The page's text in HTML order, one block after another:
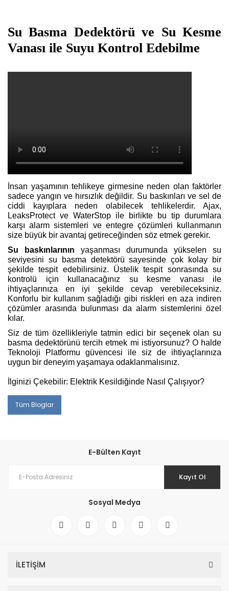
Su Basma Dedektörü ve Su Kesme
Vanası ile Suyu Kontrol Edebilme
İnsan yaşamının tehlikeye girmesine neden olan faktörler
sadece yangın ve hırsızlık değildir. Su baskınları ve sel de
ciddi kayıplara neden olabilecek tehlikelerdir. Ajax,
LeaksProtectve WaterStop ile birlikte bu tip durumlara
karşı alarm sistemleri ve entegre çözümleri kullanmanın
size büyük bir avantaj getireceğinden söz etmek gerekir.
Su baskınlarının yaşanması durumunda yükselen su
seviyesini su basma detektörü sayesinde çok kolay bir
şekilde tespit edebilirsiniz. Üstelik tespit sonrasında su
kontrolü için kullanacağınız su kesme vanası ile
ihtiyaçlarınıza en iyi şekilde cevap verebileceksiniz.
Konforlu bir kullanım sağladığı gibi riskleri en aza indiren
çözümler arasında bulunması da alarm sistemlerini özel
kılar.
Siz de tüm özellikleriyle tatmin edici bir seçenek olan su
basma dedektörünü tercih etmek mi istiyorsunuz? O halde
Teknoloji Platformu güvencesi ile siz de ihtiyaçlarınıza
uygun bir deneyim yaşamaya odaklanmalısınız.
İlginizi Çekebilir: Elektrik Kesildiğinde Nasıl Çalışıyor?
Tüm Bloglar
E-Bülten Kayıt
Kayıt Ol
Sosyal Medya
İLETİŞİM